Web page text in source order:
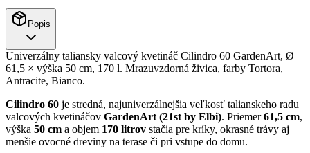
Popis
Univerzálny taliansky valcový kvetináč Cilindro 60 GardenArt, Ø
61,5 × výška 50 cm, 170 l. Mrazuvzdorná živica, farby Tortora,
Antracite, Bianco.
Cilindro 60 je stredná, najuniverzálnejšia veľkosť talianskeho radu
valcových kvetináčov GardenArt (21st by Elbi). Priemer61,5 cm,
výška 50 cm a objem 170 litrov stačia pre kríky, okrasné trávy aj
menšie ovocné dreviny na terase či pri vstupe do domu.